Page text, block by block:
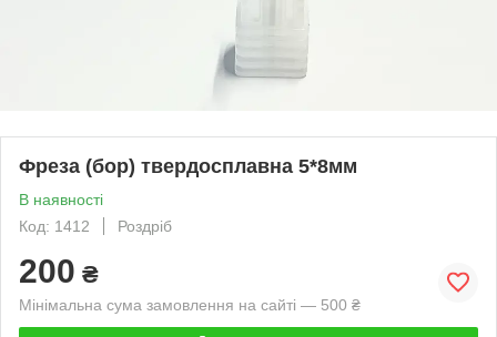
Фреза (бор) твердосплавна 5*8мм
В наявності
Код: 1412
Роздріб
200 ₴
Мінімальна сума замовлення на сайті — 500 ₴